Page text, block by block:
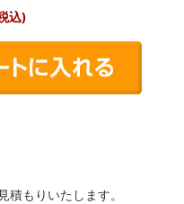
込)
積もりいたします。